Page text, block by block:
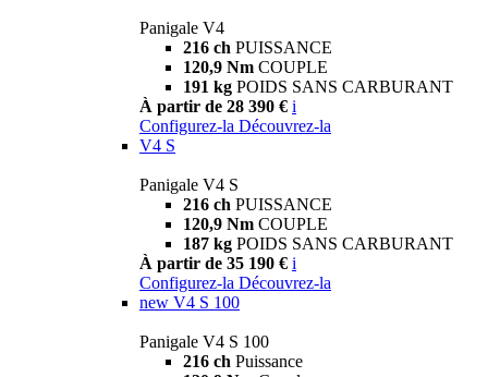
Panigale V4
216 ch PUISSANCE
120,9 Nm COUPLE
191 kg POIDS SANS CARBURANT
À partir de 28 390 € i
Configurez-la Découvrez-la
V4 S
Panigale V4 S
216 ch PUISSANCE
120,9 Nm COUPLE
187 kg POIDS SANS CARBURANT
À partir de 35 190 € i
Configurez-la Découvrez-la
new V4 S 100
Panigale V4 S 100
216 ch Puissance